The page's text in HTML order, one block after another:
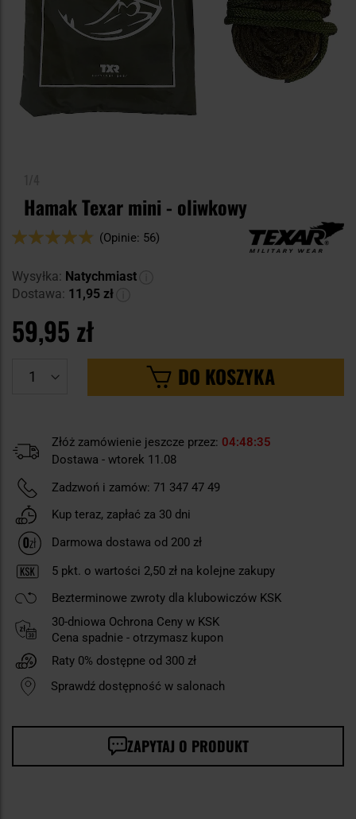
Hamak Texar mini - oliwkowy
Ocena:
(Opinie: 56)
Wysyłka: Natychmiast
Dostawa: 11,95 zł
59,95 zł
DO KOSZYKA
Złóż zamówienie jeszcze przez: 04 48 35
Dostawa - wtorek 11.08
Zadzwoń i zamów: 71 347 47 49
Kup teraz, zapłać za 30 dni
Darmowa dostawa od 200 zł
5 pkt. o wartości 2,50 zł na kolejne zakupy
Bezterminowe zwroty dla klubowiczów KSK
30-dniowa Ochrona Ceny w KSK
Cena spadnie - otrzymasz kupon
Raty 0% dostępne od 300 zł
Sprawdź dostępność w salonach
ZAPYTAJ O PRODUKT